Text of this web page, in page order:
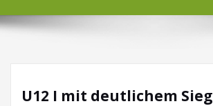
U12 I mit deutlichem Sieg